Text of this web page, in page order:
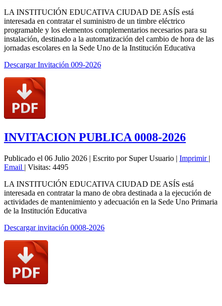
LA INSTITUCIÓN EDUCATIVA CIUDAD DE ASÍS está
interesada en contratar el suministro de un timbre eléctrico
programable y los elementos complementarios necesarios para su
instalación, destinado a la automatización del cambio de hora de las
jornadas escolares en la Sede Uno de la Institución Educativa
Descargar Invitación 009-2026
INVITACION PUBLICA 0008-2026
Publicado el 06 Julio 2026 | Escrito por Super Usuario | Imprimir |
Email | Visitas: 4495
LA INSTITUCIÓN EDUCATIVA CIUDAD DE ASÍS está
interesada en contratar la mano de obra destinada a la ejecución de
actividades de mantenimiento y adecuación en la Sede Uno Primaria
de la Institución Educativa
Descargar invitación 0008-2026